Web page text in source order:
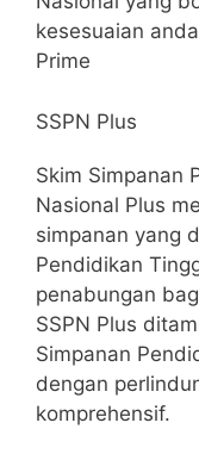
kesesuaian
Prime
SSPN Plus
Skim Simpanan
Nasional Plus
simpanan yang
Pendidikan
penabungan
SSPN Plus
Simpanan
dengan
komprehensif.